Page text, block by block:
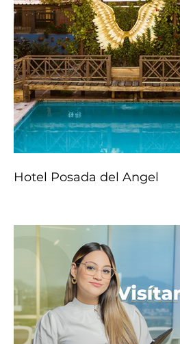
Hotel Posada del Angel